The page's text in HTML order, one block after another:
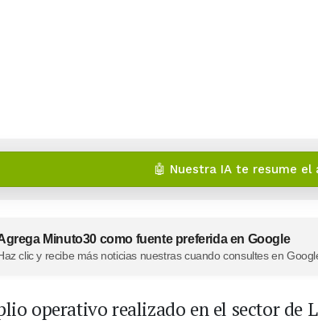
🤖 Nuestra IA te resume el
Minuto30 como fuente preferida en Google
clic y recibe más noticias nuestras cuando consultes en
operativo realizado en el sector de